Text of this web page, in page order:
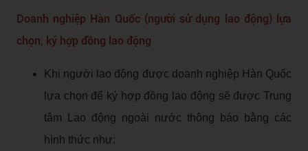
Doanh nghiệp Hàn Quốc (người sử dụng lao động) lựa
chọn, ký hợp đồng lao động
Khi người lao động được doanh nghiệp Hàn Quốc
lựa chọn để ký hợp đồng lao động sẽ được Trung
tâm Lao động ngoài nước thông báo bằng các
hình thức như: